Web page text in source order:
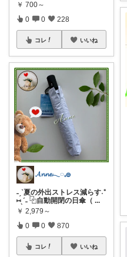
￥ 700～
0 0 228
コレ いいね
𝓐𝓷𝓷𝓮𓂃◌𓈒𓐍
˗ˏˋ夏の外出ストレス減らす˖⁺
⑅ˎˊ˗ ⿻自動開閉の日傘（ ...
￥ 2,979～
0 0 870
コレ いいね